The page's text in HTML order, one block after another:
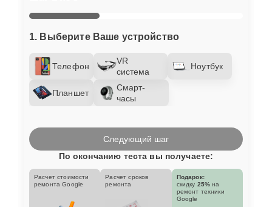
1. Выберите Ваше устройство
Телефон
VR
система
Ноутбук
Планшет
Смарт-
часы
Следующий шаг
По окончанию теста вы получаете:
Расчет стоимости
ремонта Google
Расчет сроков
ремонта
Подарок:
скидку 25% на
ремонт техники
Google